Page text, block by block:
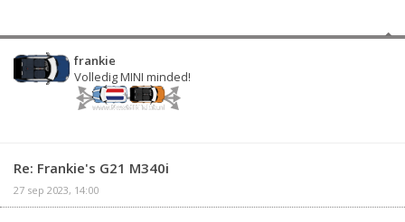
frankie
Volledig MINI minded!
Re: Frankie's G21 M340i
27 sep 2023, 14:00